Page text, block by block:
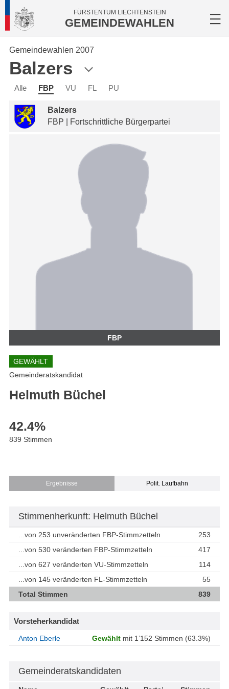
FÜRSTENTUM LIECHTENSTEIN
GEMEINDEWAHLEN
Gemeindewahlen 2007
Balzers
Alle FBP VU FL PU
Balzers
FBP | Fortschrittliche Bürgerpartei
FBP
GEWÄHLT
Gemeinderatskandidat
Helmuth Büchel
42.4%
839 Stimmen
Ergebnisse Polit. Laufbahn
Stimmenherkunft: Helmuth Büchel
...von 253 unveränderten FBP-Stimmzetteln
253
...von 530 veränderten FBP-Stimmzetteln
417
...von 627 veränderten VU-Stimmzetteln
114
...von 145 veränderten FL-Stimmzetteln
55
Total Stimmen
839
Vorsteherkandidat
Anton Eberle Gewählt mit 1’152 Stimmen (63.3%)
Gemeinderatskandidaten